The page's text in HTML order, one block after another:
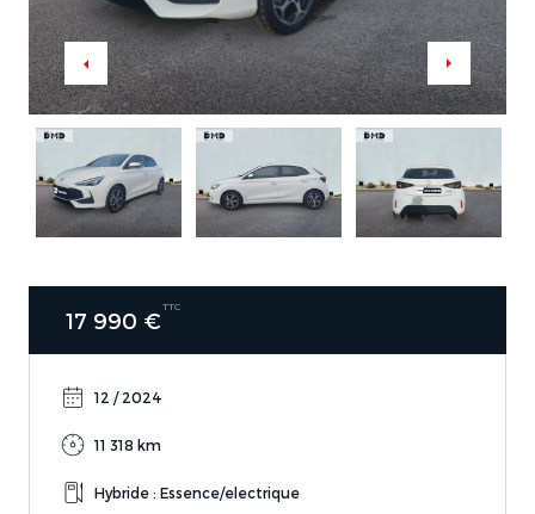
17 990 €
TTC
12 / 2024
11 318 km
Hybride : Essence/electrique